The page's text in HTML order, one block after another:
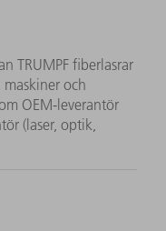
TRUMPF fiberlasrar
och
OEM-leverantör
(laser, optik,